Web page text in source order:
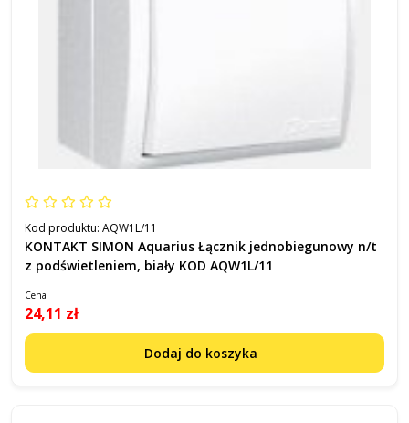
Kod produktu: AQW1L/11
KONTAKT SIMON Aquarius Łącznik jednobiegunowy n/t
z podświetleniem, biały KOD AQW1L/11
Cena
24,11 zł
Dodaj do koszyka